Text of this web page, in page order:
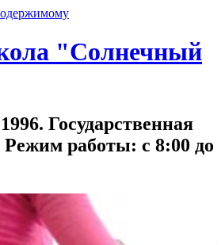
"Солнечный
Государственная
работы: с 8:00 до